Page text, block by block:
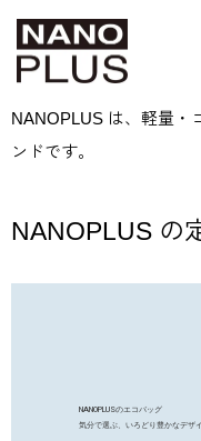
NANOPLUS は、軽量・
ンドです。
NANOPLUS の
NANOPLUSのエコバッグ
気分で選ぶ、いろどり豊かなデザ